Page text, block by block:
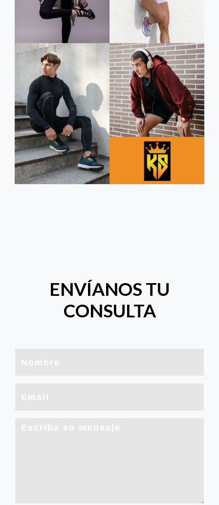
ENVÍANOS TU
CONSULTA
Mensaje